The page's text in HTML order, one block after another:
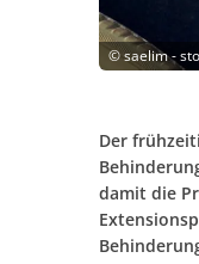
©saelim -
Der
damit die